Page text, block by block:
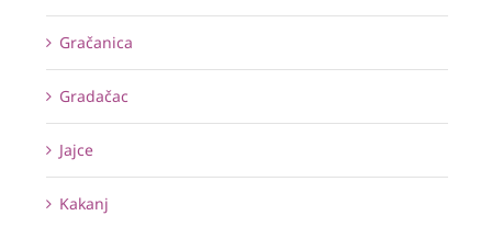
Gračanica
Gradačac
Jajce
Kakanj